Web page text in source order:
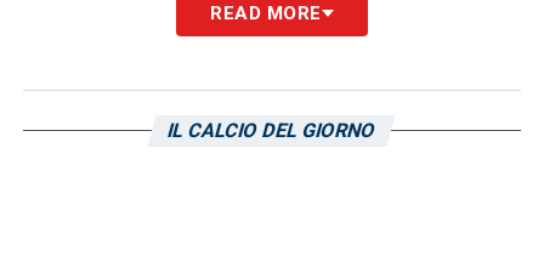
Bonfantini, Lopez, Tarenzi.
READ MORE
IL CALCIO DEL GIORNO